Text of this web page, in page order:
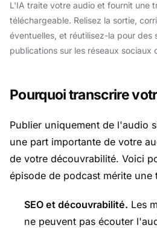
L'IA traite votre audio et fournit une
téléchargeable. Relisez la sortie,
éventuelles, et réutilisez-la pour des
publications sur les réseaux sociaux
Pourquoi transcrire
Publier uniquement de l'audio
une part importante de votre
de votre découvrabilité. Voici
épisode de podcast mérite
SEO et découvrabilité. Les
ne peuvent pas écouter